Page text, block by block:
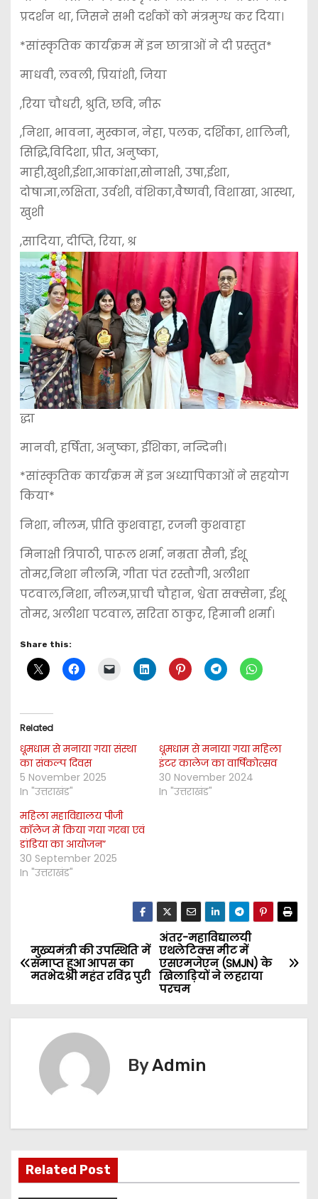
प्रदर्शन था, जिसने सभी दर्शकों को मंत्रमुग्ध कर दिया।
*सांस्कृतिक कार्यक्रम में इन छात्राओं ने दी प्रस्तुत*
माधवी, लवली, प्रियांशी, जिया
,रिया चौधरी, श्रुति, छवि, नीरू
,निशा, भावना, मुस्कान, नेहा, पलक, दर्शिका, शालिनी,
सिद्धि,विदिशा, प्रीत, अनुष्का,
माही,खुशी,ईशा,आकांक्षा,सोनाक्षी, उषा,ईशा,
दोषाज्ञा,लक्षिता, उर्वशी, वंशिका,वैष्णवी, विशाखा, आस्था,
खुशी
,सादिया, दीप्ति, रिया, श्र
द्धा
मानवी, हर्षिता, अनुष्का, ईशिका, नन्दिनी।
*सांस्कृतिक कार्यक्रम में इन अध्यापिकाओं ने सहयोग
किया*
निशा, नीलम, प्रीति कुशवाहा, रजनी कुशवाहा
मिनाक्षी त्रिपाठी, पारूल शर्मा, नम्रता सैनी, ईशू
तोमर,निशा नीलमि, गीता पंत रस्तौगी, अलीशा
पटवाल,निशा, नीलम,प्राची चौहान, श्वेता सक्सेना, ईशू
तोमर, अलीशा पटवाल, सरिता ठाकुर, हिमानी शर्मा।
Share this:
Related
धूमधाम से मनाया गया संस्था
का संकल्प दिवस
5 November 2025
In "उत्तराखंड"
धूमधाम से मनाया गया महिला
इंटर कालेज का वार्षिकोत्सव
30 November 2024
In "उत्तराखंड"
महिला महाविद्यालय पीजी
कॉलेज में किया गया गरबा एवं
डांडिया का आयोजन” ‌‌‌ ‌
30 September 2025
In "उत्तराखंड"
P
o
v
i
g
अंतर-महाविद्यालयी
एथलेटिक्स मीट में
एसएमजेएन (SMJN) के
खिलाड़ियों ने लहराया
परचम
मुख्यमंत्री की उपस्थिति में
समाप्त हुआ आपस का
मतभेद:श्री महंत रविंद्र पुरी
ByAdmin
Related Post